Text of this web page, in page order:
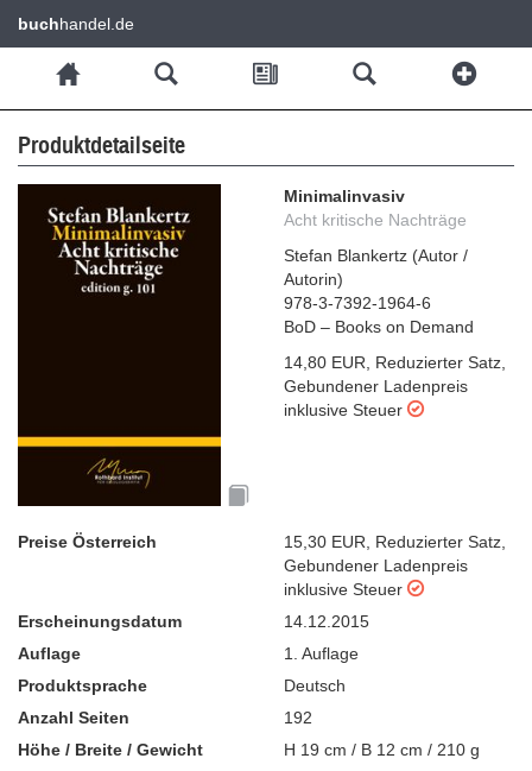
buchhandel.de
Produktdetailseite
Minimalinvasiv
Acht kritische Nachträge
Stefan Blankertz (Autor /
Autorin)
978-3-7392-1964-6
BoD – Books on Demand
14,80 EUR
Reduzierter Satz
Gebundener Ladenpreis
inklusive Steuer
Preise Österreich 15,30 EUR Reduzierter Satz
Gebundener Ladenpreis
inklusive Steuer
Erscheinungsdatum
14.12.2015
Auflage
1. Auflage
Produktsprache
Deutsch
Anzahl Seiten
192
Höhe / Breite / Gewicht
H 19 cm / B 12 cm / 210 g